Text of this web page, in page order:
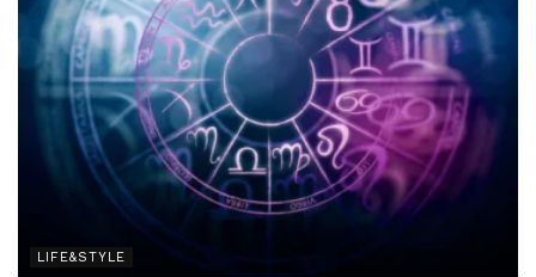
LIFE&STYLE